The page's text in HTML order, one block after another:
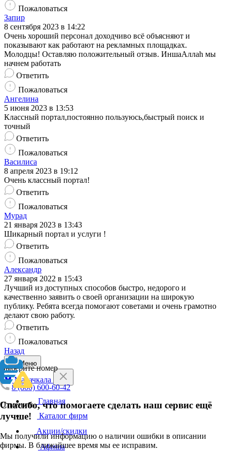
Пожаловаться
Запир
8 сентября 2023 в 14:22
Очень хороший персонал доходчиво всё объясняют и
показывают как работают на рекламных площадках.
Молодцы! Оставляю положительный отзыв. ИншаАллаh мы
начнем работать
Ответить
Пожаловаться
Ангелина
5 июня 2023 в 13:53
Классный портал,постоянно пользуюсь,быстрый поиск и
точный
Ответить
Пожаловаться
Василиса
8 апреля 2023 в 19:12
Очень классный портал!
Ответить
Пожаловаться
Мурад
21 января 2023 в 13:43
Шикарный портал и услуги !
Ответить
Пожаловаться
Александр
27 января 2022 в 15:43
Лучший из доступных способов быстро, недорого и
качественно заявить о своей организации на широкую
публику. Ребята всегда помогают советами и очень грамотно
делают свою работу.
Ответить
Пожаловаться
Назад
Выберите номер
8 (800) 600-60-42
Отменить
Спасибо, что помогаете сделать наш сервис ещё
лучше!
Мы получили информацию о наличии ошибки в описании
фирмы. В ближайшее время мы ее исправим.
Меню
Махачкала
Главная
Каталог фирм
Акции/скидки
Афиша